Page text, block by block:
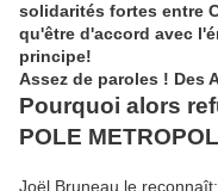
solidarités fortes entre
qu'être d'accord avec
principe!
Assez de paroles ! Des
Pourquoi alors
POLE
Joël Bruneau le reconnaît: